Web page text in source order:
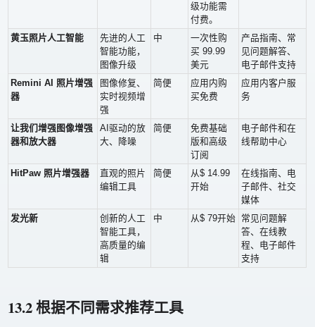
级功能需
付费。
黄玉照片人工智能
先进的人工
智能功能，
图像升级
中
一次性购
买 99.99
美元
产品指南、常
见问题解答、
电子邮件支持
Remini AI 照片增强
器
图像修复、
实时视频增
强
简便
应用内购
买免费
应用内客户服
务
让我们增强图像增强
器和放大器
AI驱动的放
大、降噪
简便
免费基础
版和高级
订阅
电子邮件和在
线帮助中心
HitPaw 照片增强器
直观的照片
编辑工具
简便
从$ 14.99
开始
在线指南、电
子邮件、社交
媒体
发光新
创新的人工
智能工具，
高质量的编
辑
中 从$ 79开始 常见问题解
答、在线教
程、电子邮件
支持
13.2 根据不同需求推荐工具